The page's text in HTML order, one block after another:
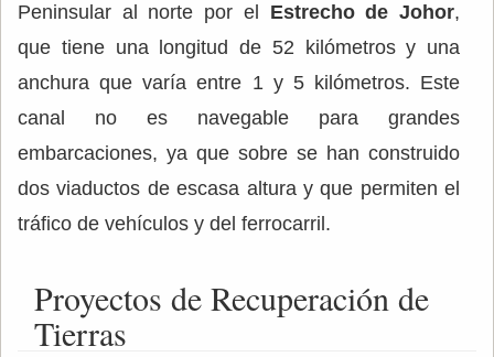
Peninsular al norte por el Estrecho de Johor,
que tiene una longitud de 52 kilómetros y una
anchura que varía entre 1 y 5 kilómetros. Este
canal no es navegable para grandes
embarcaciones, ya que sobre se han construido
dos viaductos de escasa altura y que permiten el
tráfico de vehículos y del ferrocarril.
Proyectos de Recuperación de
Tierras